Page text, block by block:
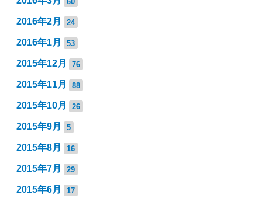
2016年2月 24
2016年1月 53
2015年12月 76
2015年11月 88
2015年10月 26
2015年9月 5
2015年8月 16
2015年7月 29
2015年6月 17